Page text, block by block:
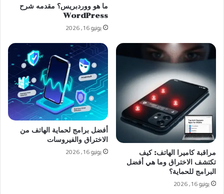
ما هو ووردبريس؟ مقدمه شرح
WordPress
يونيو 16, 2026
مراقبة كاميرا الهاتف: كيف
تكتشف الاختراق وما هي أفضل
البرامج للحماية؟
يونيو 16, 2026
أفضل برامج لحماية الهاتف من
الاختراق والفيروسات
يونيو 16, 2026